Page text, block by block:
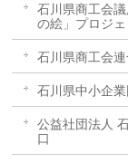
石川県商工会
の絵」プロジェ
石川県商工会
石川県中小企
公益社団法人
口